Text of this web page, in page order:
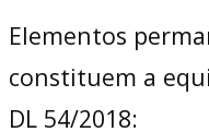
Elementos
constituem a
DL 54/2018: